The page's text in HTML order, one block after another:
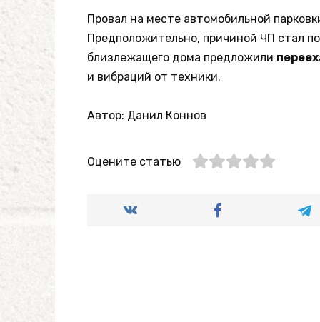
Провал на месте автомобильной
Предположительно, причиной ЧП стал
близлежащего дома предложили
и вибраций от техники.
Автор: Данил Коннов
Оцените статью